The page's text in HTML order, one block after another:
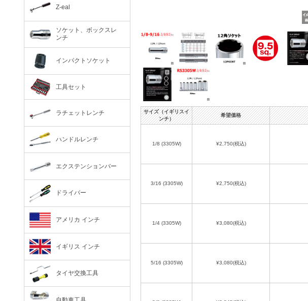
サイズ（イギリスイ
ンチ）
希望価格
1/8 (3305W) ¥2,750(税込)
3/16 (3305W) ¥2,750(税込)
1/4 (3305W) ¥3,080(税込)
5/16 (3305W) ¥3,080(税込)
Z-eal
ソケット、ボックスレ
ンチ
インパクトソケット
工具セット
ラチェットレンチ
ハンドルレンチ
エクステンションバー
ドライバー
アメリカ インチ
イギリス インチ
タイヤ交換工具